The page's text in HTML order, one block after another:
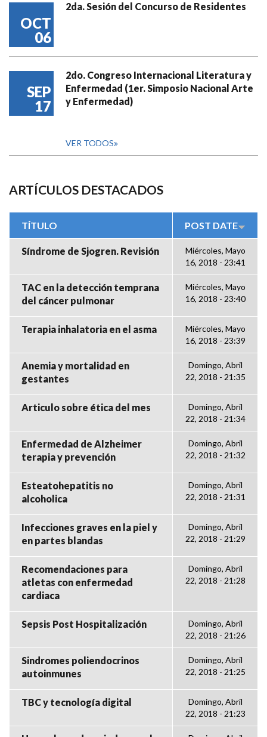
OCT
06
2da. Sesión del Concurso de Residentes
SEP
17
2do. Congreso Internacional Literatura y
Enfermedad (1er. Simposio Nacional Arte
y Enfermedad)
VER TODOS
ARTÍCULOS DESTACADOS
TÍTULO POST DATE
Síndrome de Sjogren. Revisión
Miércoles, Mayo
16, 2018 - 23:41
TAC en la detección temprana
del cáncer pulmonar
Miércoles, Mayo
16, 2018 - 23:40
Terapia inhalatoria en el asma
Miércoles, Mayo
16, 2018 - 23:39
Anemia y mortalidad en
gestantes
Domingo, Abril
22, 2018 - 21:35
Articulo sobre ética del mes
Domingo, Abril
22, 2018 - 21:34
Enfermedad de Alzheimer
terapia y prevención
Domingo, Abril
22, 2018 - 21:32
Esteatohepatitis no
alcoholica
Domingo, Abril
22, 2018 - 21:31
Infecciones graves en la piel y
en partes blandas
Domingo, Abril
22, 2018 - 21:29
Recomendaciones para
atletas con enfermedad
cardiaca
Domingo, Abril
22, 2018 - 21:28
Sepsis Post Hospitalización
Domingo, Abril
22, 2018 - 21:26
Sindromes poliendocrinos
autoinmunes
Domingo, Abril
22, 2018 - 21:25
TBC y tecnología digital
Domingo, Abril
22, 2018 - 21:23